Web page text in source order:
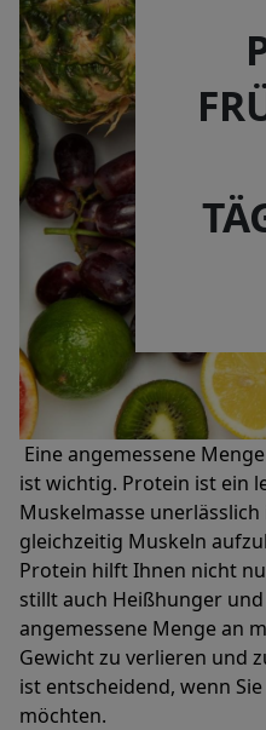
Eine angemessene
ist wichtig. Protein ist ein
Muskelmasse
gleichzeitig Muskeln
Protein hilft Ihnen nicht
stillt auch Heißhunger
angemessene Menge an
Gewicht zu verlieren und
ist entscheidend, wenn
möchten.